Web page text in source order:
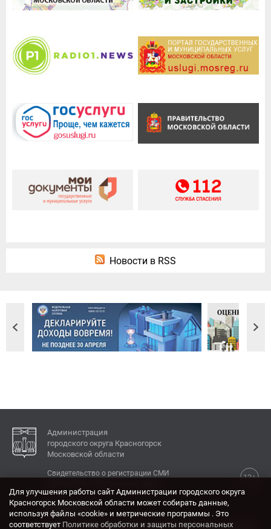
Новости в RSS
Администрация
городского округа Красногорск
Московской области
12+
Свидетельство о регистрации СМИ
КОНТАКТЫ
Адрес: 143404, Московская область, г. Красногорск,
Для улучшения работы сайт Администрации городского округа
Красногорск Московской области может собирать данные,
используя файлы «cookie» и метрические программы . Это
соответствует Политике обработки и защиты персональных